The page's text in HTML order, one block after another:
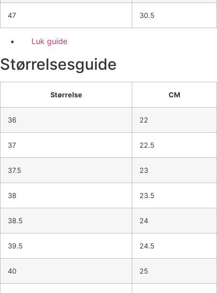
47 30.5
Luk guide
Størrelsesguide
Størrelse CM
36 22
37 22.5
37.5 23
38 23.5
38.5 24
39.5 24.5
40 25